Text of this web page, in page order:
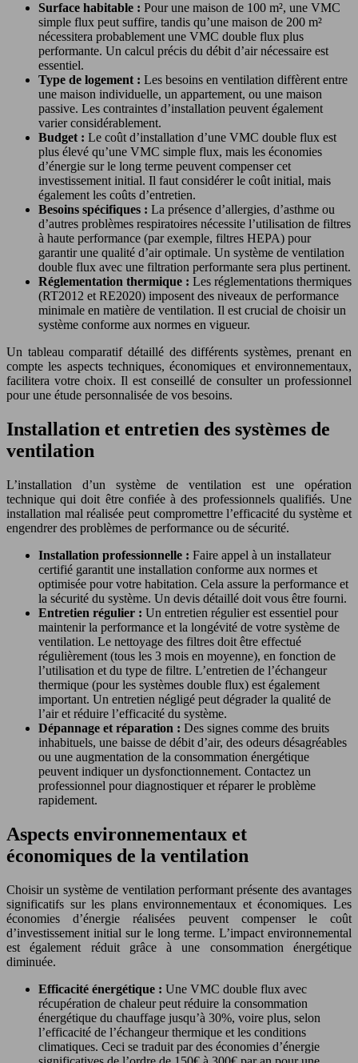
Surface habitable : Pour une maison de 100 m², une VMC
simple flux peut suffire, tandis qu’une maison de 200 m²
nécessitera probablement une VMC double flux plus
performante. Un calcul précis du débit d’air nécessaire est
essentiel.
Type de logement : Les besoins en ventilation diffèrent entre
une maison individuelle, un appartement, ou une maison
passive. Les contraintes d’installation peuvent également
varier considérablement.
Budget : Le coût d’installation d’une VMC double flux est
plus élevé qu’une VMC simple flux, mais les économies
d’énergie sur le long terme peuvent compenser cet
investissement initial. Il faut considérer le coût initial, mais
également les coûts d’entretien.
Besoins spécifiques : La présence d’allergies, d’asthme ou
d’autres problèmes respiratoires nécessite l’utilisation de filtres
à haute performance (par exemple, filtres HEPA) pour
garantir une qualité d’air optimale. Un système de ventilation
double flux avec une filtration performante sera plus pertinent.
Réglementation thermique : Les réglementations thermiques
(RT2012 et RE2020) imposent des niveaux de performance
minimale en matière de ventilation. Il est crucial de choisir un
système conforme aux normes en vigueur.
Un tableau comparatif détaillé des différents systèmes, prenant en
compte les aspects techniques, économiques et environnementaux,
facilitera votre choix. Il est conseillé de consulter un professionnel
pour une étude personnalisée de vos besoins.
Installation et entretien des systèmes de
ventilation
L’installation d’un système de ventilation est une opération
technique qui doit être confiée à des professionnels qualifiés. Une
installation mal réalisée peut compromettre l’efficacité du système et
engendrer des problèmes de performance ou de sécurité.
Installation professionnelle : Faire appel à un installateur
certifié garantit une installation conforme aux normes et
optimisée pour votre habitation. Cela assure la performance et
la sécurité du système. Un devis détaillé doit vous être fourni.
Entretien régulier : Un entretien régulier est essentiel pour
maintenir la performance et la longévité de votre système de
ventilation. Le nettoyage des filtres doit être effectué
régulièrement (tous les 3 mois en moyenne), en fonction de
l’utilisation et du type de filtre. L’entretien de l’échangeur
thermique (pour les systèmes double flux) est également
important. Un entretien négligé peut dégrader la qualité de
l’air et réduire l’efficacité du système.
Dépannage et réparation : Des signes comme des bruits
inhabituels, une baisse de débit d’air, des odeurs désagréables
ou une augmentation de la consommation énergétique
peuvent indiquer un dysfonctionnement. Contactez un
professionnel pour diagnostiquer et réparer le problème
rapidement.
Aspects environnementaux et
économiques de la ventilation
Choisir un système de ventilation performant présente des avantages
significatifs sur les plans environnementaux et économiques. Les
économies d’énergie réalisées peuvent compenser le coût
d’investissement initial sur le long terme. L’impact environnemental
est également réduit grâce à une consommation énergétique
diminuée.
Efficacité énergétique : Une VMC double flux avec
récupération de chaleur peut réduire la consommation
énergétique du chauffage jusqu’à 30%, voire plus, selon
l’efficacité de l’échangeur thermique et les conditions
climatiques. Ceci se traduit par des économies d’énergie